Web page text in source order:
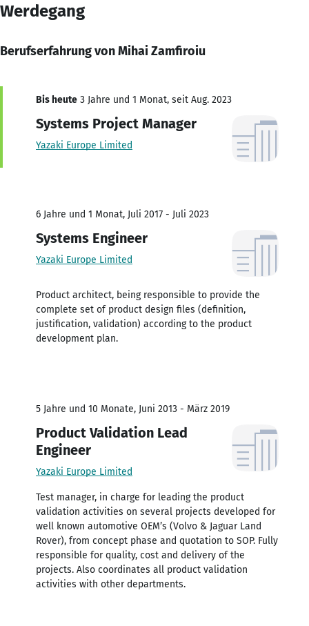
Werdegang
Berufserfahrung von Mihai Zamfiroiu
Bis heute 3 Jahre und 1 Monat, seit Aug. 2023
Systems Project Manager
Yazaki Europe Limited
6 Jahre und 1 Monat, Juli 2017 - Juli 2023
Systems Engineer
Yazaki Europe Limited
Product architect, being responsible to provide the
complete set of product design files (definition,
justification, validation) according to the product
development plan.
5 Jahre und 10 Monate, Juni 2013 - März 2019
Product Validation Lead
Engineer
Yazaki Europe Limited
Test manager, in charge for leading the product
validation activities on several projects developed for
well known automotive OEM’s (Volvo & Jaguar Land
Rover), from concept phase and quotation to SOP. Fully
responsible for quality, cost and delivery of the
projects. Also coordinates all product validation
activities with other departments.